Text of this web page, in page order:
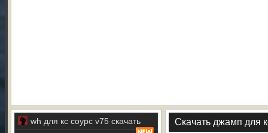
wh для кс соурс v75 скачать
Скачать джамп для